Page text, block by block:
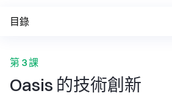
目錄
第 3 課
Oasis 的技術創新